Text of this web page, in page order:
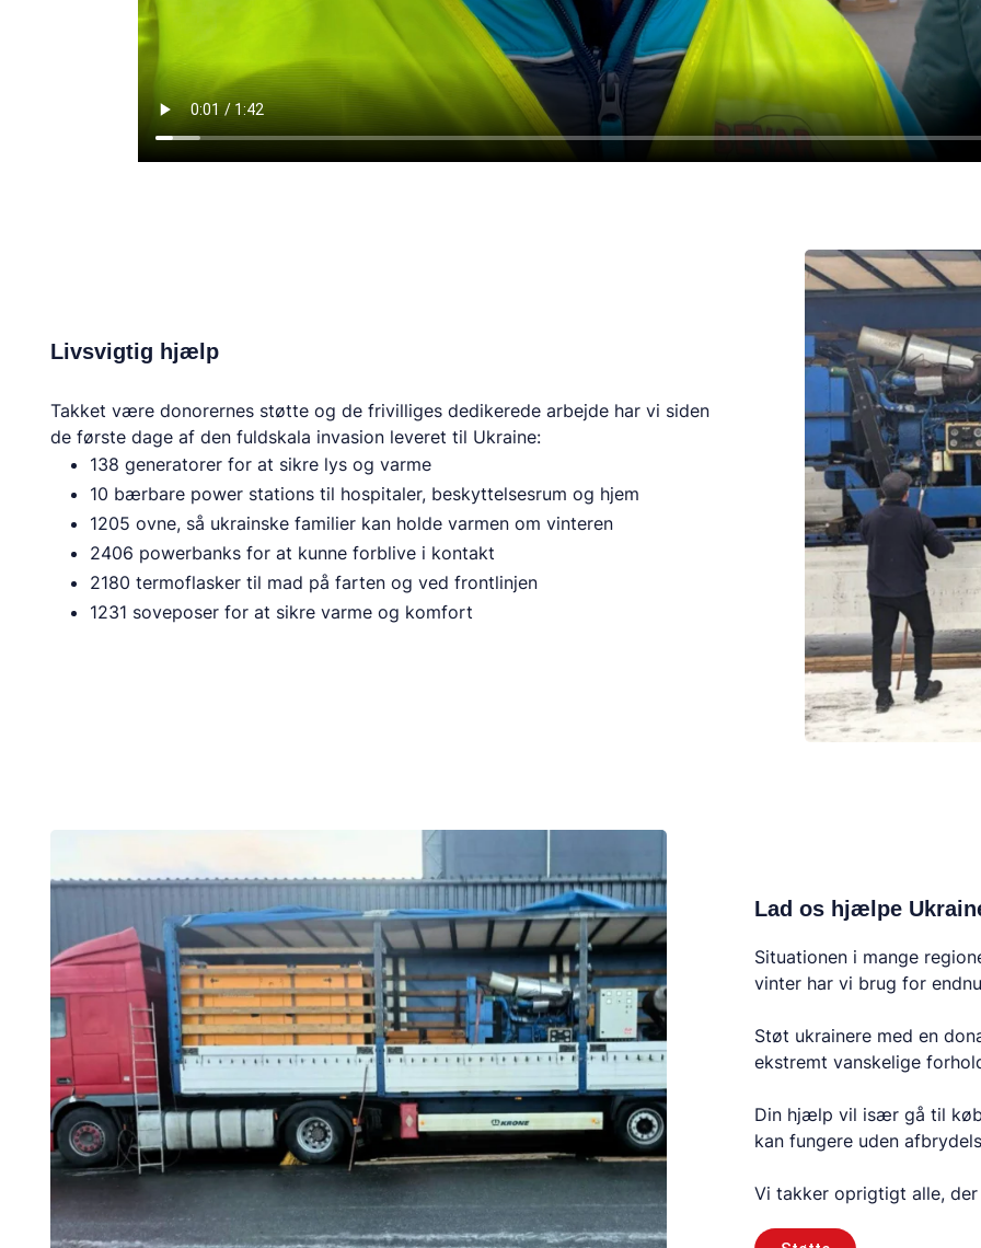
Livsvigtig hjælp
Takket være donorernes støtte og de frivilliges dedikerede arbejde har vi siden
de første dage af den fuldskala invasion leveret til Ukraine:
138 generatorer for at sikre lys og varme
10 bærbare power stations til hospitaler, beskyttelsesrum og hjem
1205 ovne, så ukrainske familier kan holde varmen om vinteren
2406 powerbanks for at kunne forblive i kontakt
2180 termoflasker til mad på farten og ved frontlinjen
1231 soveposer for at sikre varme og komfort
Lad os hjælpe
Situationen i mange
vinter har vi brug for
Støt ukrainere med en
ekstremt vanskelige
Din hjælp vil især gå til
kan fungere uden
Vi takker oprigtigt alle,